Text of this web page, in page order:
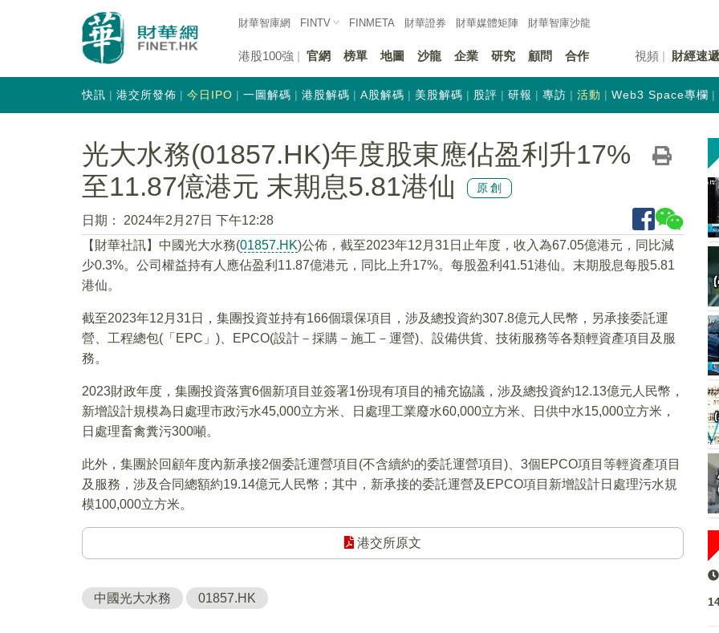
財華智庫網 FINTV FINMETA 財華證券 財華媒體矩陣 財華智庫沙龍
港股100強 官網 榜單 地圖 沙龍 企業 研究 顧問 合作 視頻 財經速遞
快訊 港交所發佈 今日IPO 一圖解碼 港股解碼 A股解碼 美股解碼 股評 研報 專訪 活動 Web3 Space專欄
光大水務(01857.HK)年度股東應佔盈利升17%
至11.87億港元 末期息5.81港仙
原創
日期：
2024年2月27日 下午12:28
【財華社訊】中國光大水務(01857.HK)公佈，截至2023年12月31日止年度，收入為67.05億港元，同比減
少0.3%。公司權益持有人應佔盈利11.87億港元，同比上升17%。每股盈利41.51港仙。末期股息每股5.81
港仙。
截至2023年12月31日，集團投資並持有166個環保項目，涉及總投資約307.8億元人民幣，另承接委託運
營、工程總包(「EPC」)、EPCO(設計－採購－施工－運營)、設備供貨、技術服務等各類輕資產項目及服
務。
2023財政年度，集團投資落實6個新項目並簽署1份現有項目的補充協議，涉及總投資約12.13億元人民幣，
新增設計規模為日處理市政污水45,000立方米、日處理工業廢水60,000立方米、日供中水15,000立方米，
日處理畜禽糞污300噸。
此外，集團於回顧年度內新承接2個委託運營項目(不含續約的委託運營項目)、3個EPCO項目等輕資產項目
及服務，涉及合同總額約19.14億元人民幣；其中，新承接的委託運營及EPCO項目新增設計日處理污水規
模100,000立方米。
港交所原文
中國光大水務 01857.HK